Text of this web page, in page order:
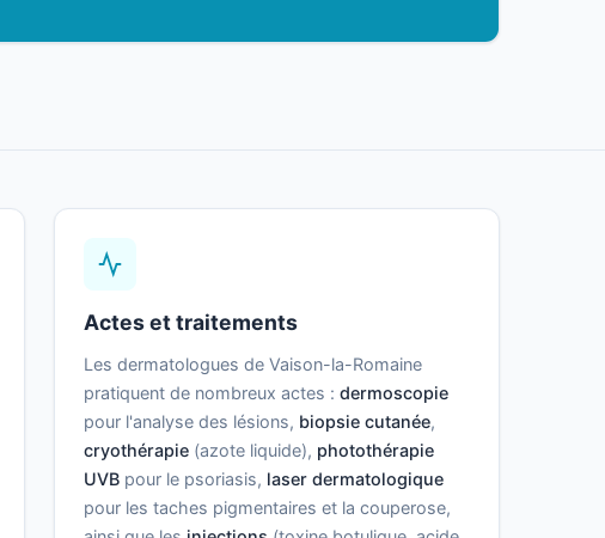
Actes et traitements
Les dermatologues de Vaison-la-Romaine
pratiquent de nombreux actes : dermoscopie
pour l'analyse des lésions, biopsie cutanée,
cryothérapie(azote liquide), photothérapie
UVBpour le psoriasis, laser dermatologique
pour les taches pigmentaires et la couperose,